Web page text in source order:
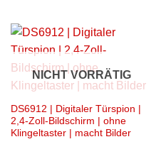
NICHT VORRÄTIG
DS6912 | Digitaler Türspion |
2,4-Zoll-Bildschirm | ohne
Klingeltaster | macht Bilder